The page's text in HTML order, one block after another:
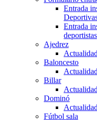
Entrada
Entrada
deportistas
Ajedrez
Baloncesto
Billar
Dominó
Fútbol sala